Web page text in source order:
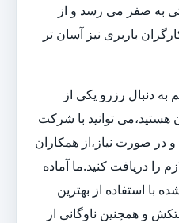
به صفر می رسد و از
باربری نیز آسان تر
به دنبال رزرو یکی از
هستید،می توانید با شرکت
و در صورت نیاز،از همکاران
را دریافت کنید.ما آماده
با استفاده از بهترین
و همچنین ناوگانی از